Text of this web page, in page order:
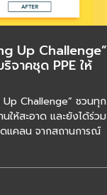
Up Challenge”
จาคชุด PPE ให้
Up Challenge” ชวนทุก
ให้สะอาด และยังได้ร่วม
ดแคลน จากสถานการณ์